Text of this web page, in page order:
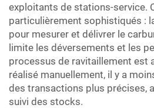
exploitants de stations-service.
particulièrement sophistiqués :
pour mesurer et délivrer le
limite les déversements et les
processus de ravitaillement est
réalisé manuellement, il y a
des transactions plus précises,
suivi des stocks.